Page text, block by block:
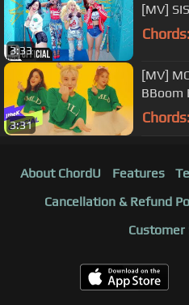
3:33
[MV]
Chords:
3:31
[MV]
BBoom
Chords:
About ChordU Features
Cancellation & Refund
Customer